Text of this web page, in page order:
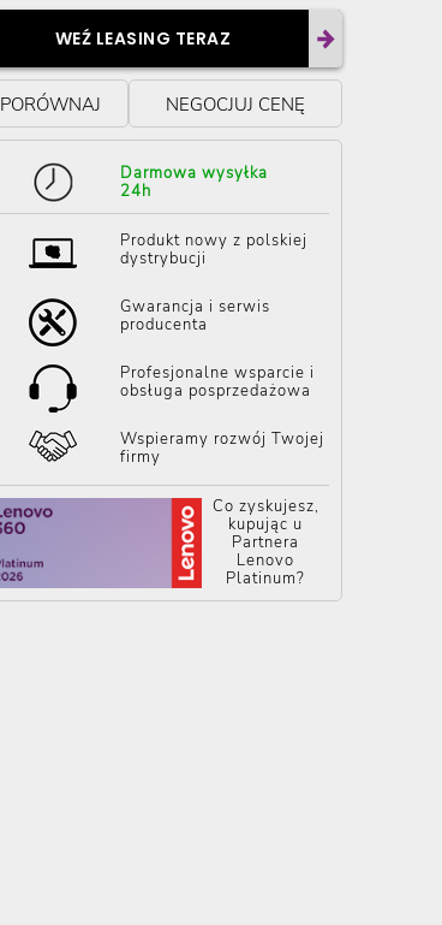
WEŹ LEASING TERAZ
PORÓWNAJ NEGOCJUJ CENĘ
Darmowa wysyłka
24h
Produkt nowy z polskiej
dystrybucji
Gwarancja i serwis
producenta
Profesjonalne wsparcie i
obsługa posprzedażowa
Wspieramy rozwój Twojej
firmy
Co zyskujesz,
kupując u
Partnera
Lenovo
Platinum?